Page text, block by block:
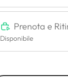
Prenota e
Disponibile